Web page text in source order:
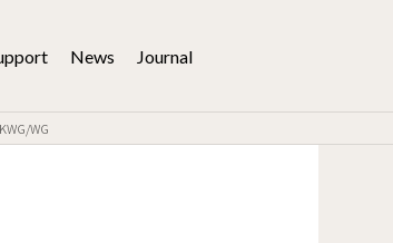
News Journal
WG